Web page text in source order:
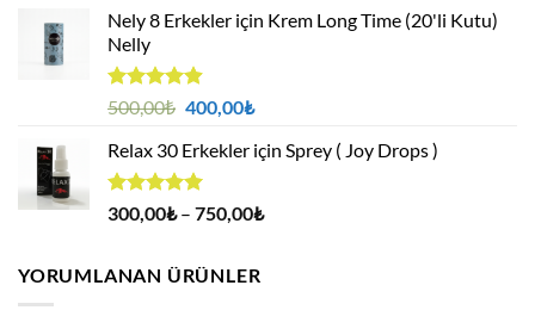
aldı
1.380,00₺.fiyat:
Nely 8 Erkekler için Krem Long Time (20'li Kutu)
Nelly
5 üzerinden
oy
aldı
500,00₺ Orijinal
500,00₺.
400,00₺Şu
fiyat:
Relax 30 Erkekler için Sprey ( Joy Drops )
5 üzerinden
4.94oy
300,00₺ – 750,00₺Fiyat
YORUMLANAN ÜRÜNLER